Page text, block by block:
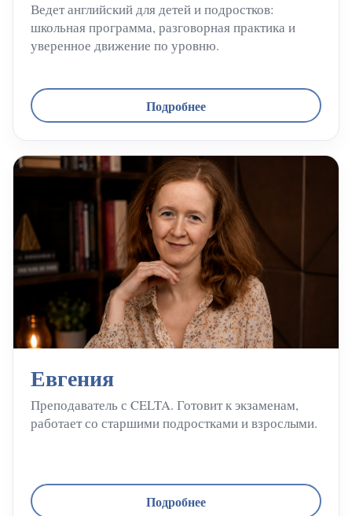
Ведет английский для детей и подростков:
школьная программа, разговорная практика и
уверенное движение по уровню.
Подробнее
Евгения
Преподаватель с CELTA. Готовит к экзаменам,
работает со старшими подростками и взрослыми.
Подробнее